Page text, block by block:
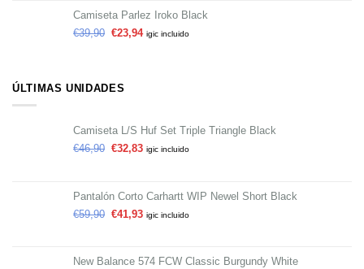
Camiseta Parlez Iroko Black
€39,90 €23,94 igic incluido
ÚLTIMAS UNIDADES
Camiseta L/S Huf Set Triple Triangle Black
€46,90 €32,83 igic incluido
Pantalón Corto Carhartt WIP Newel Short Black
€59,90 €41,93 igic incluido
New Balance 574 FCW Classic Burgundy White